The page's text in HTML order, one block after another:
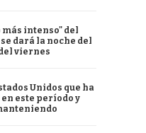
intenso" del
dará la noche del
viernes
Unidos que ha
este período y